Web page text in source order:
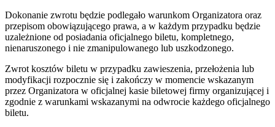
Dokonanie zwrotu będzie podlegało warunkom Organizatora oraz
przepisom obowiązującego prawa, a w każdym przypadku będzie
uzależnione od posiadania oficjalnego biletu, kompletnego,
nienaruszonego i nie zmanipulowanego lub uszkodzonego.
Zwrot kosztów biletu w przypadku zawieszenia, przełożenia lub
modyfikacji rozpocznie się i zakończy w momencie wskazanym
przez Organizatora w oficjalnej kasie biletowej firmy organizującej i
zgodnie z warunkami wskazanymi na odwrocie każdego oficjalnego
biletu.